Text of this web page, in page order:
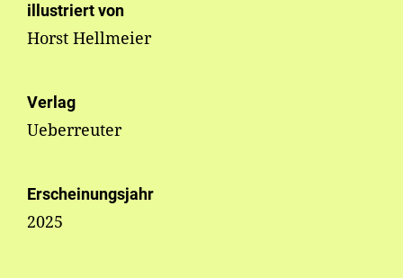
illustriert von
Horst Hellmeier
Verlag
Ueberreuter
Erscheinungsjahr
2025